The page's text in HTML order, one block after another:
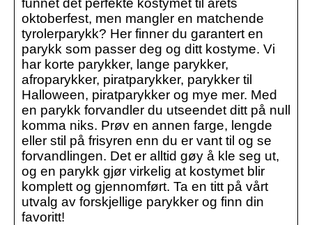
funnet det perfekte kostymet til årets
oktoberfest, men mangler en matchende
tyrolerparykk? Her finner du garantert en
parykk som passer deg og ditt kostyme. Vi
har korte parykker, lange parykker,
afroparykker, piratparykker, parykker til
Halloween, piratparykker og mye mer. Med
en parykk forvandler du utseendet ditt på null
komma niks. Prøv en annen farge, lengde
eller stil på frisyren enn du er vant til og se
forvandlingen. Det er alltid gøy å kle seg ut,
og en parykk gjør virkelig at kostymet blir
komplett og gjennomført. Ta en titt på vårt
utvalg av forskjellige parykker og finn din
favoritt!